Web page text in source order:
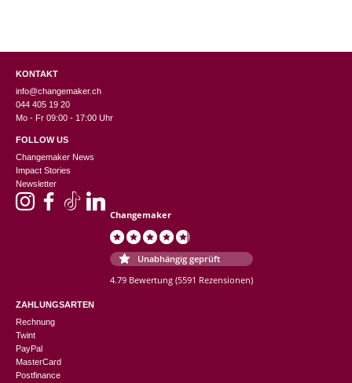
KONTAKT
info@changemaker.ch
044 405 19 20
Mo - Fr 09:00 - 17:00 Uhr
FOLLOW US
Changemaker News
Impact Stories
Newsletter
Changemaker
Unabhängig geprüft
4.79 Bewertung (5591 Rezensionen)
ZAHLUNGSARTEN
Rechnung
Twint
PayPal
MasterCard
Postfinance